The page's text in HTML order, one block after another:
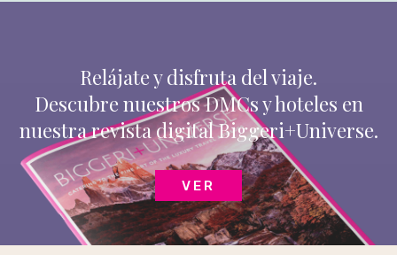
Relájate y disfruta del viaje.
Descubre nuestros DMCs y hoteles en
nuestra revista digital Biggeri+Universe.
VER